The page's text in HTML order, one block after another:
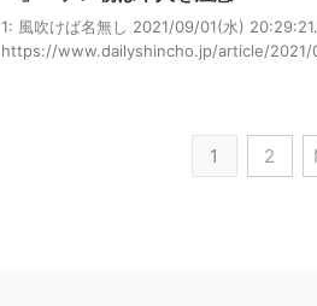
1: 風吹けば名無し 2021/09/01(水)
https://www.dailyshincho.jp/article/2021/
1 2